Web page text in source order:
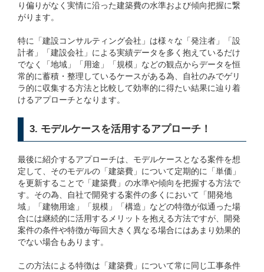
り偏りがなく実情に沿った建築費の水準および傾向把握に繋
がります。
特に「建設コンサルティング会社」は様々な「発注者」「設
計者」「建設会社」による実績データを多く抱えているだけ
でなく「地域」「用途」「規模」などの観点からデータを恒
常的に蓄積・整理しているケースがある為、自社のみでゲリ
ラ的に収集する方法と比較して効率的に得たい結果に辿り着
けるアプローチとなります。
3. モデルケースを活用するアプローチ！
最後に紹介するアプローチは、モデルケースとなる案件を想
定して、そのモデルの「建築費」について定期的に「単価」
を更新することで「建築費」の水準や傾向を把握する方法で
す。その為、自社で開発する案件の多くにおいて「開発地
域」「建物用途」「規模」「構造」などの特徴が似通った場
合には継続的に活用するメリットを抱える方法ですが、開発
案件の条件や特徴が毎回大きく異なる場合にはあまり効果的
でない場合もあります。
この方法による特徴は「建築費」について常に同じ工事条件